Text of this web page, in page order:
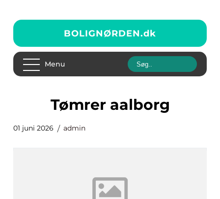
BOLIGNØRDEN.dk
Menu
tømrer aalborg
01 juni 2026 admin